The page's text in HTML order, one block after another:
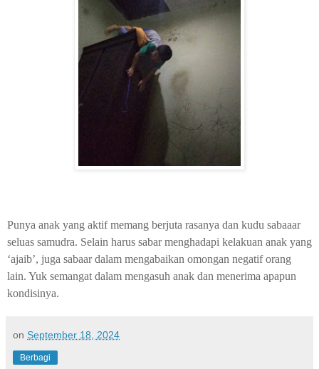
Punya anak yang aktif memang berjuta rasanya dan kudu sabaaar
seluas samudra. Selain harus sabar menghadapi kelakuan anak yang
‘ajaib’, juga sabaar dalam mengabaikan omongan negatif orang
lain. Yuk semangat dalam mengasuh anak dan menerima apapun
kondisinya.
on September 18, 2024
Berbagi